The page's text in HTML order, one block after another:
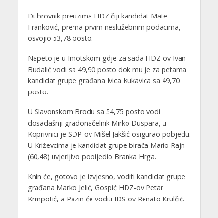
Dubrovnik preuzima HDZ čiji kandidat Mate
Franković, prema prvim neslužebnim podacima,
osvojio 53,78 posto.
Napeto je u Imotskom gdje za sada HDZ-ov Ivan
Budalić vodi sa 49,90 posto dok mu je za petama
kandidat grupe građana Ivica Kukavica sa 49,70
posto.
U Slavonskom Brodu sa 54,75 posto vodi
dosadašnji gradonačelnik Mirko Duspara, u
Koprivnici je SDP-ov Mišel Jakšić osigurao pobjedu.
U Križevcima je kandidat grupe birača Mario Rajn
(60,48) uvjerljivo pobijedio Branka Hrga.
Knin će, gotovo je izvjesno, voditi kandidat grupe
građana Marko Jelić, Gospić HDZ-ov Petar
Krmpotić, a Pazin će voditi IDS-ov Renato Krulčić.